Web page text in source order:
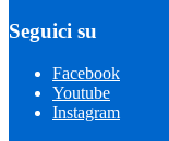
Seguici su
Facebook
Youtube
Instagram